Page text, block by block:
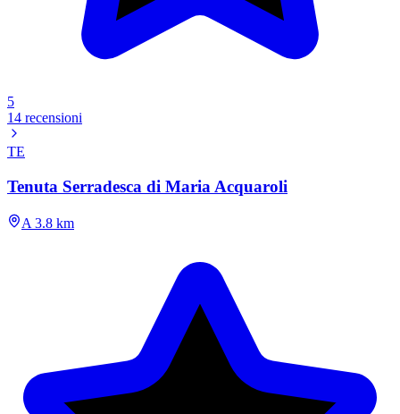
5
14 recensioni
TE
Tenuta Serradesca di Maria Acquaroli
A 3.8 km